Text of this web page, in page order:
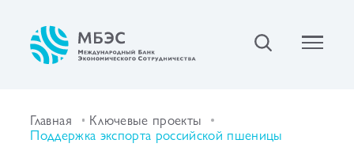
Главная Ключевые проекты
Поддержка экспорта российской пшеницы